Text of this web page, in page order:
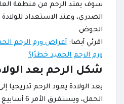
سوف يمتد الرحم من منطقة
الصدري، وعند الاستعداد
الحوض.
اقرئي أيضا: أعراض ورم الرحم
ورم الرحم الحميد خطرًا؟
شكل الرحم بعد
بعد الولادة يعود الرحم
الحمل،